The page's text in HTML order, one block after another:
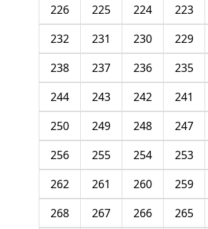
223
224
225
226
229
230
231
232
235
236
237
238
241
242
243
244
247
248
249
250
253
254
255
256
259
260
261
262
265
266
267
268